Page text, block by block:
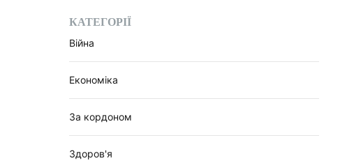
КАТЕГОРІЇ
Війна
Економіка
За кордоном
Здоров'я